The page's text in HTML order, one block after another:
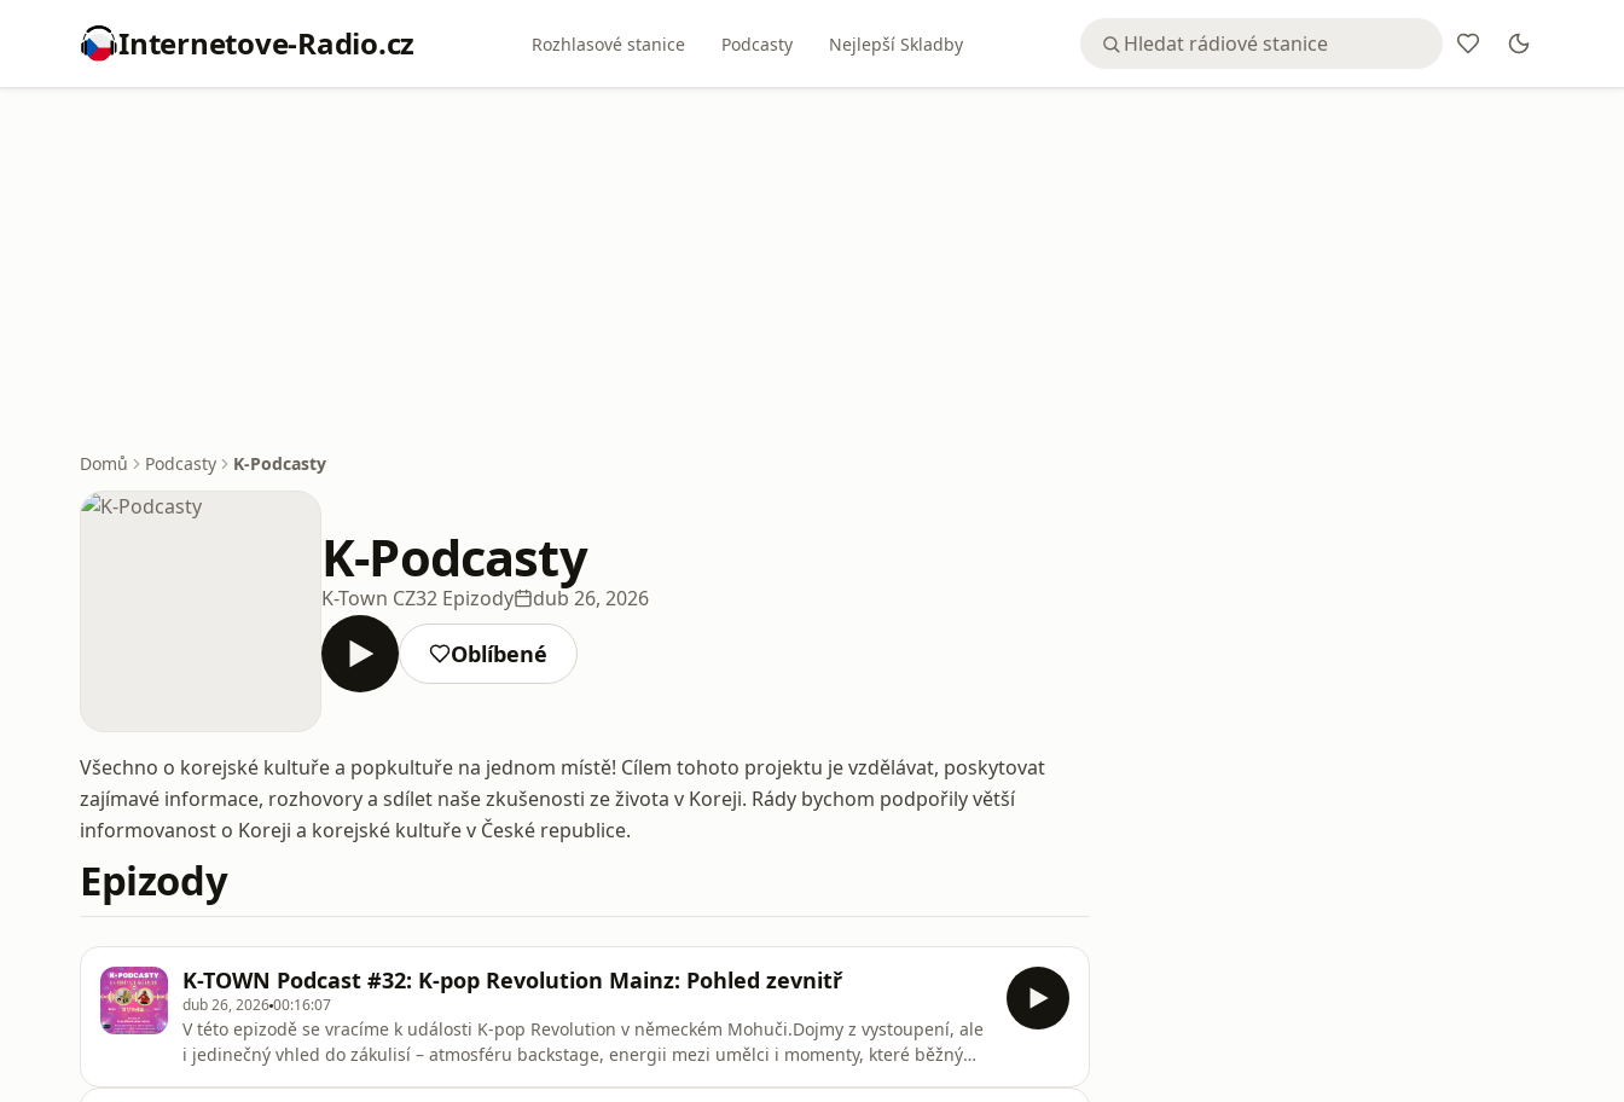
Internetove-Radio.cz Rozhlasové stanice Podcasty Nejlepší Skladby
Domů Podcasty K-Podcasty
K-Podcasty
K-Town CZ32 Epizody dub 26, 2026
Oblíbené
Všechno o korejské kultuře a popkultuře na jednom místě! Cílem tohoto projektu je vzdělávat, poskytovat
zajímavé informace, rozhovory a sdílet naše zkušenosti ze života v Koreji. Rády bychom podpořily větší
informovanost o Koreji a korejské kultuře v České republice.
Epizody
K-TOWN Podcast #32: K-pop Revolution Mainz: Pohled zevnitř
dub 26, 202600:16:07
V této epizodě se vracíme k události K-pop Revolution v německém Mohuči.Dojmy z vystoupení, ale
i jedinečný vhled do zákulisí – atmosféru backstage, energii mezi umělci i momenty, které běžný